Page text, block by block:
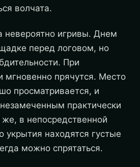
волчата.
невероятно игривы. Днем
перед логовом, но
При
мгновенно прячутся. Место
просматривается, и
практически
в непосредственной
укрытия находятся густые
можно спрятаться.